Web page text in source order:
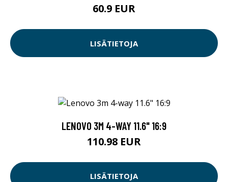
60.9 EUR
LISÄTIETOJA
LENOVO 3M 4-WAY 11.6" 16:9
110.98 EUR
LISÄTIETOJA